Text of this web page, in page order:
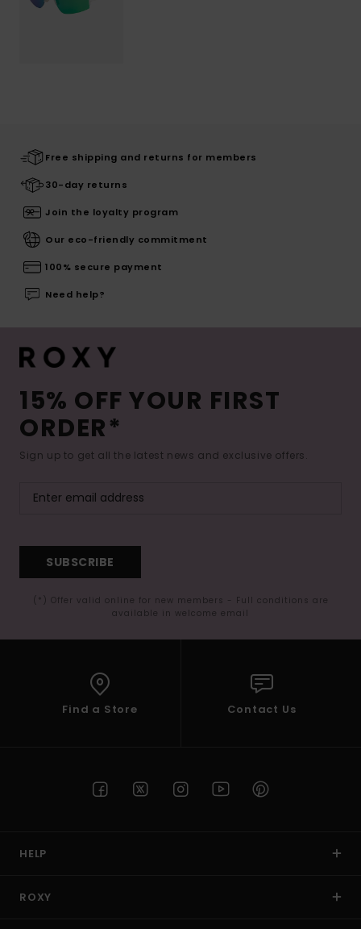
Free shipping and returns for members
30-day returns
Join the loyalty program
Our eco-friendly commitment
100% secure payment
Need help?
15% OFF YOUR FIRST
ORDER*
Sign up to get all the latest news and exclusive offers.
SUBSCRIBE
(*) Offer valid online for new members - Full conditions are
available in welcome email
Find a Store Contact Us
HELP
ROXY